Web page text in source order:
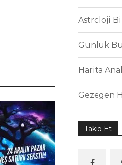
Astroloji
Günlük
Harita
Gezegen
Takip Et